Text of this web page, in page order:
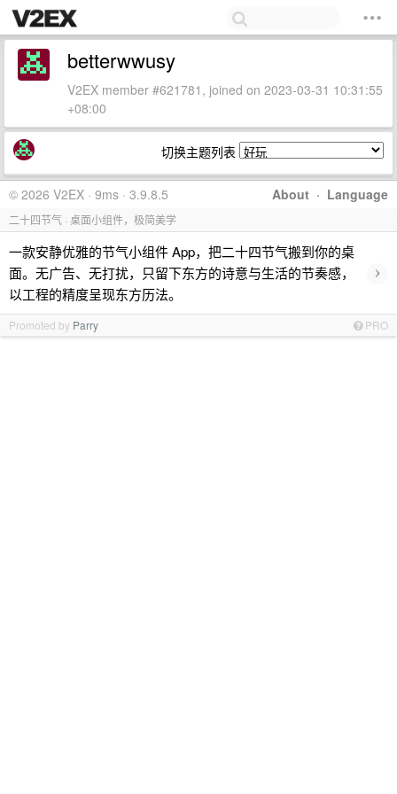
betterwwusy
V2EX member #621781, joined on 2023-03-31 10:31:55
+08:00
切换主题列表
About · Language
© 2026 V2EX · 9ms · 3.9.8.5
二十四节气 · 桌面小组件，极简美学
一款安静优雅的节气小组件 App，把二十四节气搬到你的桌
面。无广告、无打扰，只留下东方的诗意与生活的节奏感，
以工程的精度呈现东方历法。
›
Promoted by Parry PRO